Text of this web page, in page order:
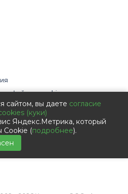
файлов cookies
данных с помощью сервиса
персональных данных
данных
сайтом, вы даете согласие
(куки)
Яндекс.Метрика, который
Cookie (подробнее).